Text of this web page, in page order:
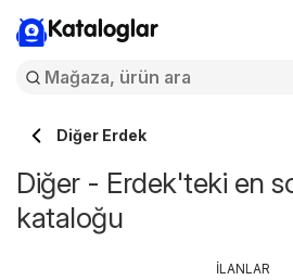
Kataloglar
Diğer Erdek
Diğer - Erdek'teki en
kataloğu
İLANLAR